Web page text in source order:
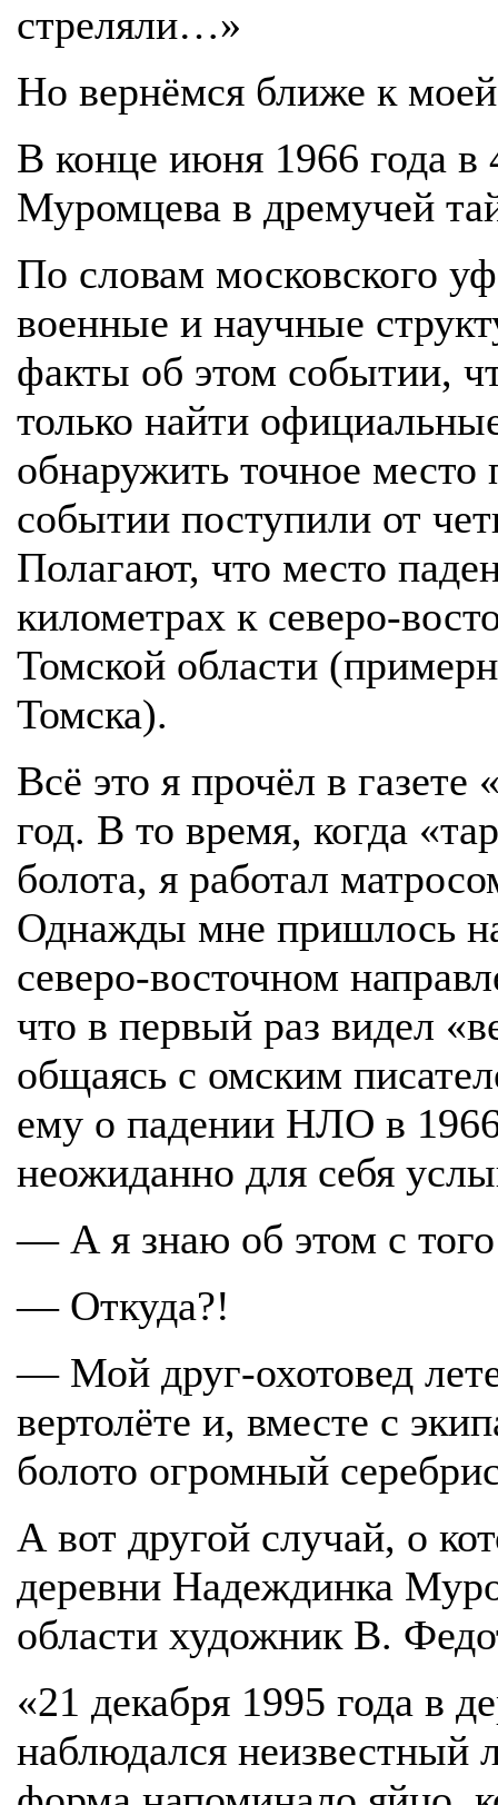
стреляли…»
Но вернёмся ближе к
В конце июня 1966 года в
Муромцева в дремучей
По словам московского
военные и научные
факты об этом событии,
только найти
обнаружить точное
событии поступили от
Полагают, что место
километрах к северо-
Томской области
Томска).
Всё это я прочёл в
год. В то время, когда
болота, я работал
Однажды мне пришлось
северо-восточном
что в первый раз видел
общаясь с омским
ему о падении НЛО в
неожиданно для себя
— А я знаю об этом с
— Откуда?!
— Мой друг-охотовед
вертолёте и, вместе с
болото огромный
А вот другой случай, о
деревни Надеждинка
области художник В.
«21 декабря 1995 года в
наблюдался неизвестный